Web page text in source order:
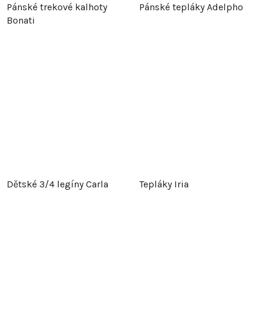
Pánské trekové kalhoty
Bonati
Pánské tepláky Adelpho
Dětské 3/4 legíny Carla Tepláky Iria